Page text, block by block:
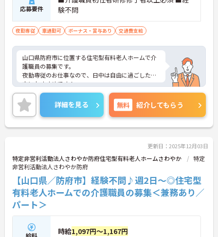
応募要件
験不問
夜勤専従 車通勤可 ボーナス・賞与あり 交通費支給
山口県防府市に位置する住宅型有料老人ホームで介
護職員の募集です。
夜勤専従のお仕事なので、日中は自由に過ごしたい
方におすすめです！
また、週1から勤務可能なので、ご自身のライフス
タイルに合わせて勤務いただけます♪
ご興味のある方はご面接のポイントお伝えしますの
でご気軽にお問い合わせください。
詳細を見る 無料 紹介してもらう
更新日：2025年12月03日
特定非営利活動法人さわやか防府住宅型有料老人ホームさわやか
特定
非営利活動法人さわやか防府
【山口県／防府市】経験不問♪週2日～◎住宅型
有料老人ホームでの介護職員の募集＜兼務あり／
パート＞
給料 時給1,097円～1,167円